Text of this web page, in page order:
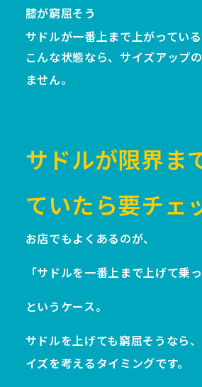
膝が窮屈そう
サドルが一番上まで上がっている
こんな状態なら、サイズアップ
ません。
サドルが限界ま
ていたら要チェ
お店でもよくあるのが、
「サドルを一番上まで上げて乗っ
というケース。
サドルを上げても窮屈そうなら
イズを考えるタイミングです。